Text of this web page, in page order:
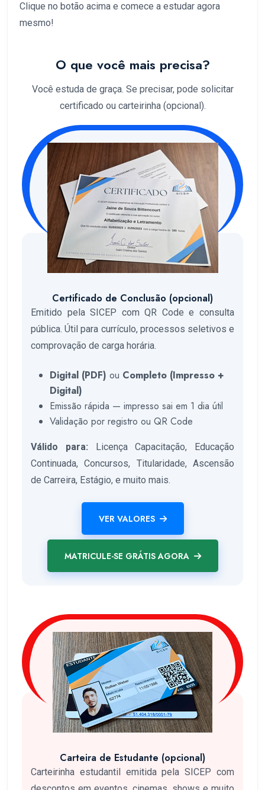
Clique no botão acima e comece a estudar agora
mesmo!
O que você mais precisa?
Você estuda de graça. Se precisar, pode solicitar
certificado ou carteirinha (opcional).
Certificado de Conclusão (opcional)
Emitido pela SICEP com QR Code e consulta
pública. Útil para currículo, processos seletivos e
comprovação de carga horária.
Digital (PDF) ou Completo (Impresso +
Digital)
Emissão rápida — impresso sai em 1 dia útil
Validação por registro ou QR Code
Válido para: Licença Capacitação, Educação
Continuada, Concursos, Titularidade, Ascensão
de Carreira, Estágio, e muito mais.
VER VALORES
MATRICULE-SE GRÁTIS AGORA
Carteira de Estudante (opcional)
Carteirinha estudantil emitida pela SICEP com